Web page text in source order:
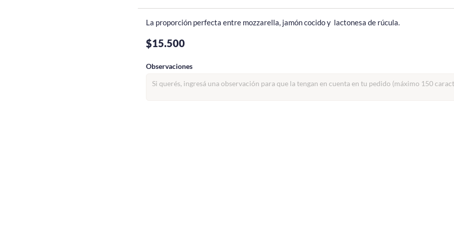
La proporción perfecta entre mozzarella, jamón cocido y  lactonesa de rúcula.
$15.500
Observaciones